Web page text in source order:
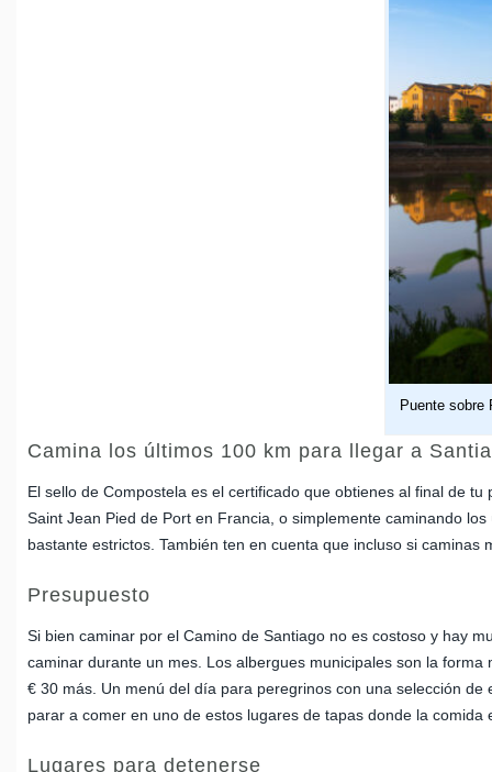
Puente sobre
Camina los últimos 100 km para llegar a
El sello de Compostela es el certificado que obtienes al final de
Saint Jean Pied de Port en Francia, o simplemente caminando
bastante estrictos. También ten en cuenta que incluso si
Presupuesto
Si bien caminar por el Camino de Santiago no es costoso y hay
caminar durante un mes. Los albergues municipales son la
€ 30 más. Un menú del día para peregrinos con una selección
parar a comer en uno de estos lugares de tapas donde la comida
Lugares para detenerse